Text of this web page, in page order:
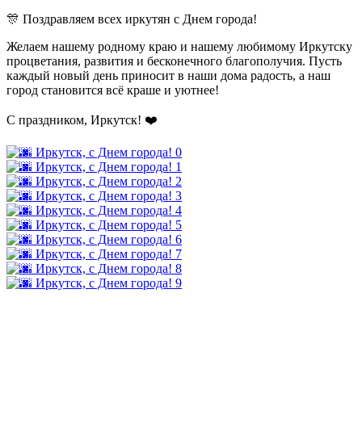
🎊 Поздравляем всех иркутян с Днем города!
Желаем нашему родному краю и нашему любимому Иркутску
процветания, развития и бесконечного благополучия. Пусть
каждый новый день приносит в наши дома радость, а наш
город становится всё краше и уютнее!
С праздником, Иркутск! ❤️